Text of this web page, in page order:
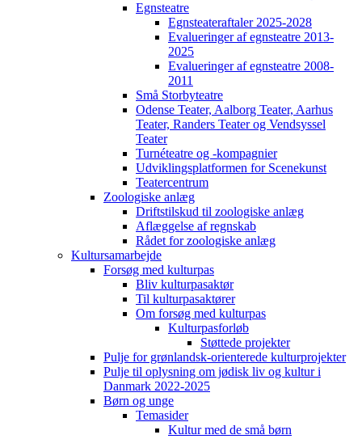
Egnsteatre
Egnsteateraftaler 2025-2028
Evalueringer af egnsteatre 2013-
2025
Evalueringer af egnsteatre 2008-
2011
Små Storbyteatre
Odense Teater, Aalborg Teater, Aarhus
Teater, Randers Teater og Vendsyssel
Teater
Turnéteatre og -kompagnier
Udviklingsplatformen for Scenekunst
Teatercentrum
Zoologiske anlæg
Driftstilskud til zoologiske anlæg
Aflæggelse af regnskab
Rådet for zoologiske anlæg
Kultursamarbejde
Forsøg med kulturpas
Bliv kulturpasaktør
Til kulturpasaktører
Om forsøg med kulturpas
Kulturpasforløb
Støttede projekter
Pulje for grønlandsk-orienterede kulturprojekter
Pulje til oplysning om jødisk liv og kultur i
Danmark 2022-2025
Børn og unge
Temasider
Kultur med de små børn